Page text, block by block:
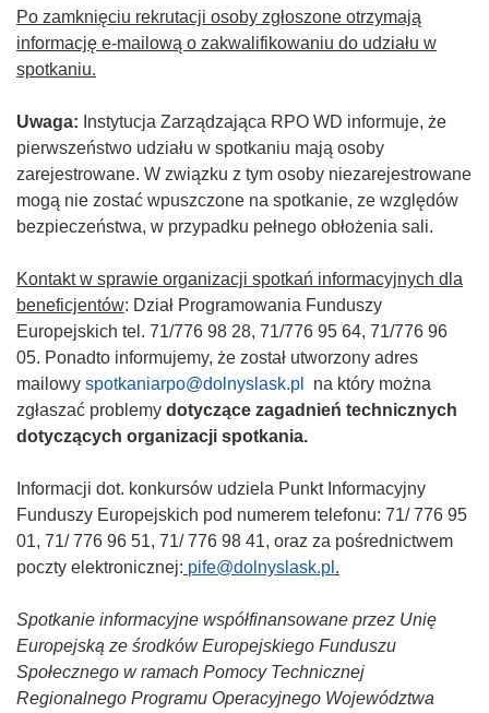
Po zamknięciu rekrutacji osoby zgłoszone otrzymają
informację e-mailową o zakwalifikowaniu do udziału w
spotkaniu.
Uwaga: Instytucja Zarządzająca RPO WD informuje, że
pierwszeństwo udziału w spotkaniu mają osoby
zarejestrowane. W związku z tym osoby niezarejestrowane
mogą nie zostać wpuszczone na spotkanie, ze względów
bezpieczeństwa, w przypadku pełnego obłożenia sali.
Kontakt w sprawie organizacji spotkań informacyjnych dla
beneficjentów: Dział Programowania Funduszy
Europejskich tel. 71/776 98 28, 71/776 95 64, 71/776 96
05. Ponadto informujemy, że został utworzony adres
mailowy spotkaniarpo@dolnyslask.pl
na który można
zgłaszać problemy dotyczące zagadnień technicznych
dotyczących organizacji spotkania.
Informacji dot. konkursów udziela Punkt Informacyjny
Funduszy Europejskich pod numerem telefonu: 71/ 776 95
01, 71/ 776 96 51, 71/ 776 98 41, oraz za pośrednictwem
poczty elektronicznej: pife@dolnyslask.pl .
Spotkanie informacyjne współfinansowane przez Unię
Europejską ze środków Europejskiego Funduszu
Społecznego w ramach Pomocy Technicznej
Regionalnego Programu Operacyjnego Województwa